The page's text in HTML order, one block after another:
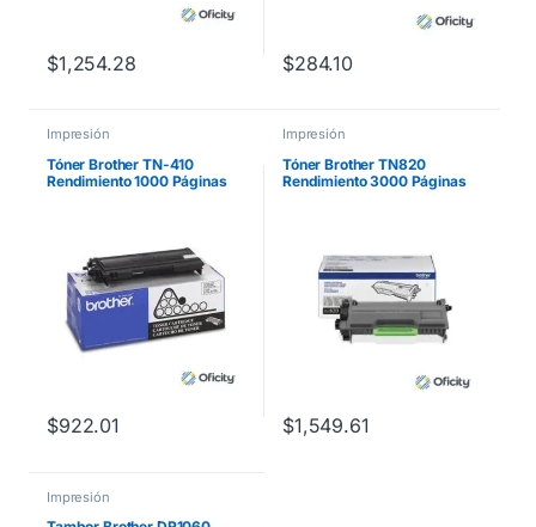
$1,254.28 $284.10
Impresión
Tóner Brother TN-410
Rendimiento 1000 Páginas
$922.01
Impresión
Tóner Brother TN820
Rendimiento 3000 Páginas
$1,549.61
Impresión